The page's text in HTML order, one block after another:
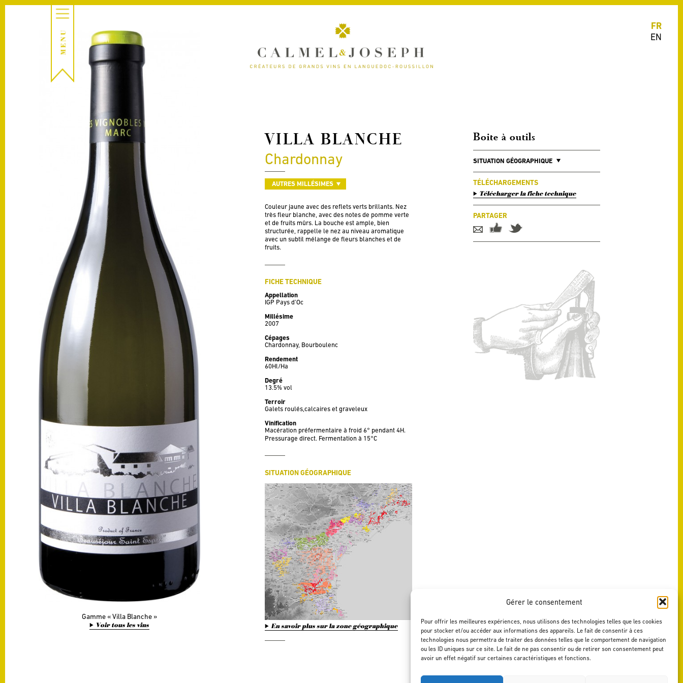
Gérer le consentement
Pour offrir les meilleures expériences, nous utilisons des technologies telles que les cookies
pour stocker et/ou accéder aux informations des appareils. Le fait de consentir à ces
technologies nous permettra de traiter des données telles que le comportement de navigation
ou les ID uniques sur ce site. Le fait de ne pas consentir ou de retirer son consentement peut
avoir un effet négatif sur certaines caractéristiques et fonctions.
FR
EN
Gamme
Villa Blanche
Voir tous les vins
VILLA BLANCHE
Chardonnay
AUTRES MILLÉSIMES
Couleur jaune avec des reflets verts brillants. Nez
très fleur blanche, avec des notes de pomme verte
et de fruits mûrs. La bouche est ample, bien
structurée, rappelle le nez au niveau aromatique
avec un subtil mélange de fleurs blanches et de
fruits.
FICHE TECHNIQUE
Appellation
IGP Pays d’Oc
Millésime
2007
Cépages
Chardonnay, Bourboulenc
Rendement
60Hl/Ha
Degré
13.5% vol
Terroir
Galets roulés,calcaires et graveleux
Vinification
Macération préfermentaire à froid 6° pendant 4H.
Pressurage direct. Fermentation à 15°C
SITUATION GÉOGRAPHIQUE
En savoir plus sur la zone géographique
Boite à outils
SITUATION GÉOGRAPHIQUE
TÉLÉCHARGEMENTS
Télécharger la fiche technique
PARTAGER